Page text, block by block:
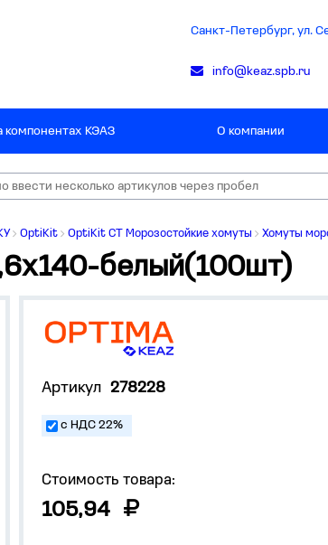
Санкт-Петербург, ул.
info@keaz.spb.ru
компонентах КЭАЗ О компании
OptiKit OptiKit CT Морозостойкие хомуты Хомуты
белый(100шт)
Артикул 278228
с НДС 22%
Стоимость товара:
105,94